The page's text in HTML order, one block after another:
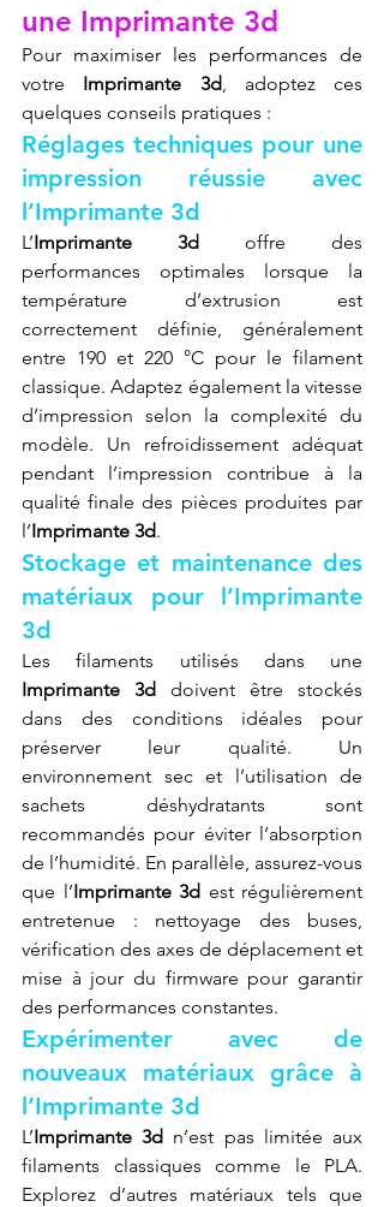
une Imprimante 3d
Pour maximiser les performances de
votre Imprimante 3d, adoptez ces
quelques conseils pratiques :
Réglages techniques pour une
impression réussie avec
l’Imprimante 3d
L’Imprimante 3d offre des
performances optimales lorsque la
température d’extrusion est
correctement définie, généralement
entre 190 et 220 °C pour le filament
classique. Adaptez également la vitesse
d’impression selon la complexité du
modèle. Un refroidissement adéquat
pendant l’impression contribue à la
qualité finale des pièces produites par
l’Imprimante 3d.
Stockage et maintenance des
matériaux pour l’Imprimante
3d
Imprimante 3d doivent être stockés
dans des conditions idéales pour
préserver leur qualité. Un
environnement sec et l’utilisation de
sachets déshydratants sont
recommandés pour éviter l’absorption
de l’humidité. En parallèle, assurez-vous
que l’Imprimante 3d est régulièrement
entretenue : nettoyage des buses,
vérification des axes de déplacement et
mise à jour du firmware pour garantir
des performances constantes.
Expérimenter avec de
nouveaux matériaux grâce à
l’Imprimante 3d
L’Imprimante 3d n’est pas limitée aux
filaments classiques comme le PLA.
Explorez d’autres matériaux tels que